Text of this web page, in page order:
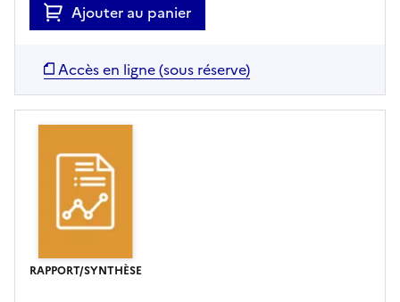
Ajouter au panier
Accès en ligne (sous réserve)
RAPPORT/SYNTHÈSE